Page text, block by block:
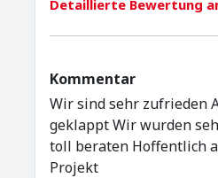
Detaillierte Bewertung
Kommentar
Wir sind sehr zufrieden
geklappt Wir wurden
toll beraten Hoffentlich
Projekt